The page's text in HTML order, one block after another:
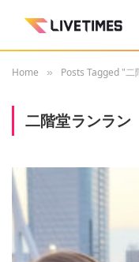
Home » Posts Tagged "二
二階堂ランラン